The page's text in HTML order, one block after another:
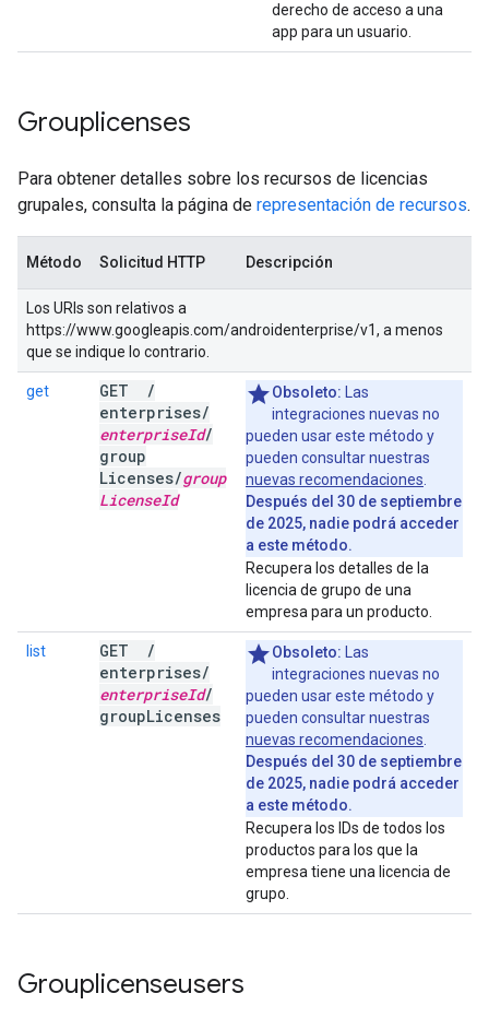
derecho de acceso a una
app para un usuario.
Grouplicenses
Para obtener detalles sobre los recursos de licencias
grupales, consulta la página de representación de recursos.
Método Solicitud HTTP Descripción
Los URIs son relativos a
https://www.googleapis.com/androidenterprise/v1, a menos
que se indique lo contrario.
get GET
/
enterprises/
enterpriseId/
group
Licenses/group
LicenseId
Obsoleto: Las
integraciones nuevas no
pueden usar este método y
pueden consultar nuestras
nuevas recomendaciones
Después del 30 de septiembre
de 2025, nadie podrá acceder
a este método.
Recupera los detalles de la
licencia de grupo de una
empresa para un producto.
list GET
/
enterprises/
enterpriseId/
groupLicenses
Obsoleto: Las
integraciones nuevas no
pueden usar este método y
pueden consultar nuestras
nuevas recomendaciones
Después del 30 de septiembre
de 2025, nadie podrá acceder
a este método.
Recupera los IDs de todos los
productos para los que la
empresa tiene una licencia de
grupo.
Grouplicenseusers